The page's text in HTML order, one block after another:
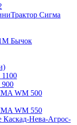
Сигма
Бычок
WM 500
WM 550
Каскад-Нева-Агрос-